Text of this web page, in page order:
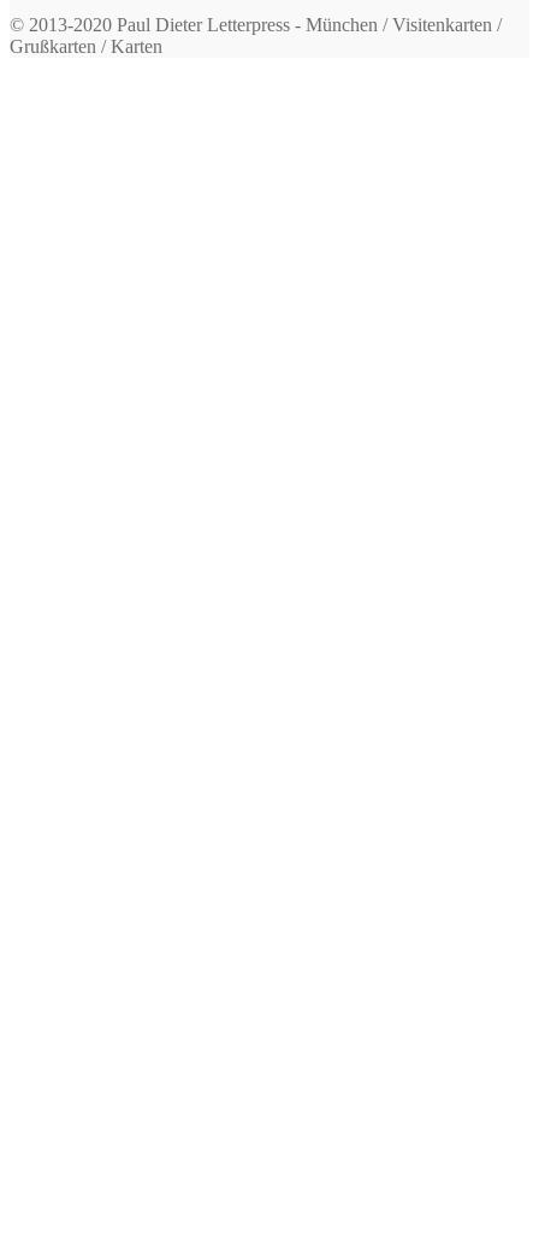
© 2013-2020 Paul Dieter Letterpress - München / Visitenkarten /
Grußkarten / Karten